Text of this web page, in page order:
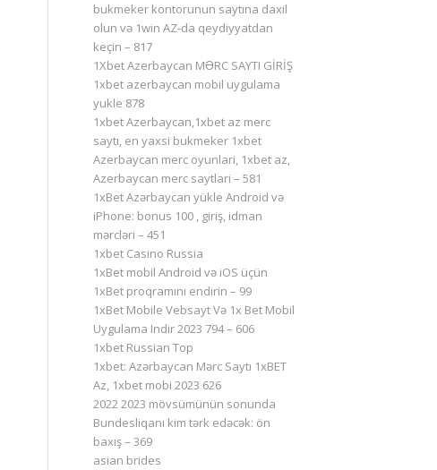
bukmeker kontorunun saytına daxil
olun və 1win AZ-da qeydiyyatdan
keçin – 817
1Xbet Azerbaycan MƏRC SAYTI GİRİŞ
1xbet azerbaycan mobil uygulama
yukle 878
1xbet Azerbaycan,1xbet az merc
saytı, en yaxsi bukmeker 1xbet
Azerbaycan merc oyunlari, 1xbet az,
Azerbaycan merc saytlari – 581
1xBet Azərbaycan yükle Android və
iPhone: bonus 100 , giriş, idman
mərcləri – 451
1xbet Casino Russia
1xBet mobil Android və iOS üçün
1xBet proqramını endirin – 99
1xBet Mobile Vebsayt Və 1x Bet Mobil
Uygulama Indir 2023 794 – 606
1xbet Russian Top
1xbet: Azərbaycan Mərc Saytı 1xBET
Az, 1xbet mobi 2023 626
2022 2023 mövsümünün sonunda
Bundesliqanı kim tərk edəcək: ön
baxış – 369
asian brides